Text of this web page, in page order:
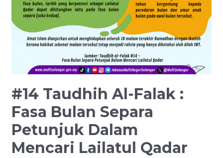
#14 Taudhih Al-Falak :
Fasa Bulan Separa
Petunjuk Dalam
Mencari Lailatul Qadar
Petunjuk
Dalam
Mencari Lailatul
Qadar